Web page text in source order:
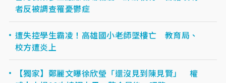
者反被調查罹憂鬱症
遭失控學生霸凌！高雄國小老師墜樓亡 教育局、
校方遭炎上
【獨家】鄭麗文曝徐欣瑩「還沒見到陳見賢」 權